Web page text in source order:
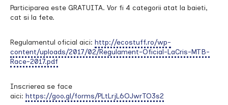
Participarea este GRATUITA. Vor fi 4 categorii atat la baieti,
cat si la fete.
Regulamentul oficial aici: http://ecostuff.ro/wp-
content/uploads/2017/02/Regulament-Oficial-LaCris-MTB-
Race-2017.pdf
Inscrierea se face
aici: https://goo.gl/forms/PLtLrjL6OJwrTO3s2